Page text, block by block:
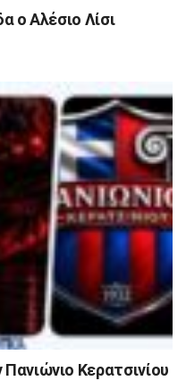
ο Αλέσιο Λίσι
Κερατσινίου